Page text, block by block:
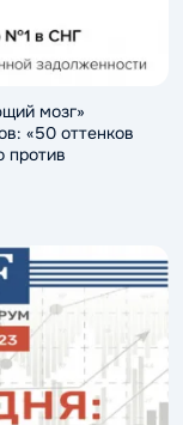
мозг»
«50 оттенков
против